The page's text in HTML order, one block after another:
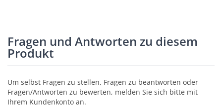
Fragen und Antworten zu diesem
Produkt
Um selbst Fragen zu stellen, Fragen zu beantworten oder
Fragen/Antworten zu bewerten, melden Sie sich bitte mit
Ihrem Kundenkonto an.